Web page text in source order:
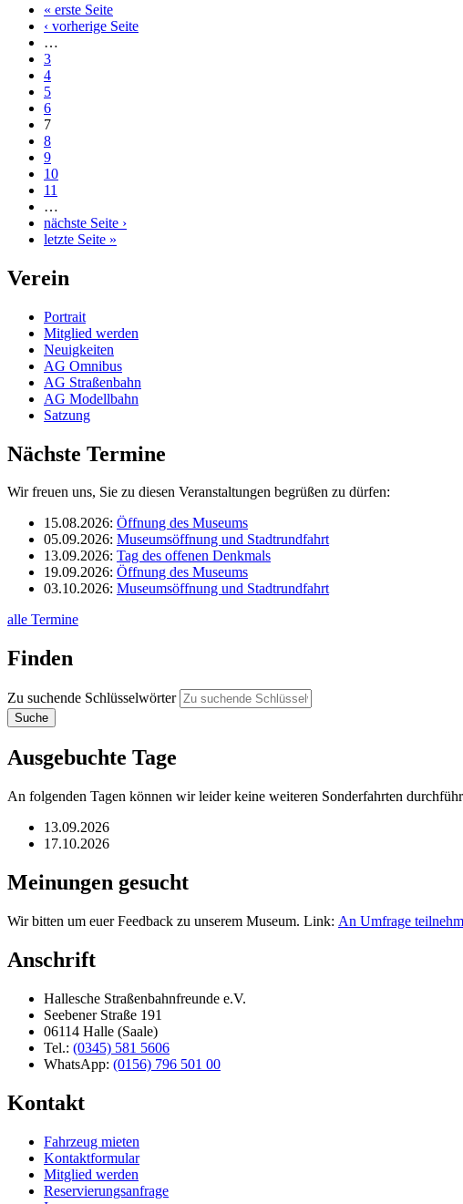
« erste Seite
‹ vorherige Seite
…
3
4
5
6
7
8
9
10
11
…
nächste Seite ›
letzte Seite »
Verein
Portrait
Mitglied werden
Neuigkeiten
AG Omnibus
AG Straßenbahn
AG Modellbahn
Satzung
Nächste Termine
Wir freuen uns, Sie zu diesen Veranstaltungen begrüßen zu dürfen:
15.08.2026: Öffnung des Museums
05.09.2026: Museumsöffnung und Stadtrundfahrt
13.09.2026: Tag des offenen Denkmals
19.09.2026: Öffnung des Museums
03.10.2026: Museumsöffnung und Stadtrundfahrt
alle Termine
Finden
Zu suchende Schlüsselwörter
Ausgebuchte Tage
An folgenden Tagen können wir leider keine weiteren Sonderfahrten
13.09.2026
17.10.2026
Meinungen gesucht
Wir bitten um euer Feedback zu unserem Museum. Link: An Umfrage
Anschrift
Hallesche Straßenbahnfreunde e.V.
Seebener Straße 191
06114 Halle (Saale)
Tel.: (0345) 581 5606
WhatsApp: (0156) 796 501 00
Kontakt
Fahrzeug mieten
Kontaktformular
Mitglied werden
Reservierungsanfrage